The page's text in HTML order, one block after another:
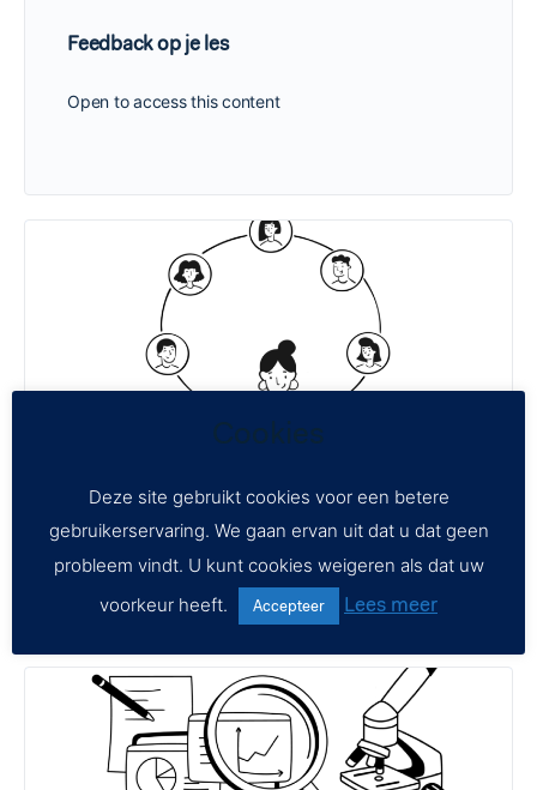
Feedback op je les
Open to access this content
Leerlingarena
Open to access this content
Cookies
Deze site gebruikt cookies voor een betere
gebruikerservaring. We gaan ervan uit dat u dat geen
probleem vindt. U kunt cookies weigeren als dat uw
voorkeur heeft.
Accepteer Lees meer